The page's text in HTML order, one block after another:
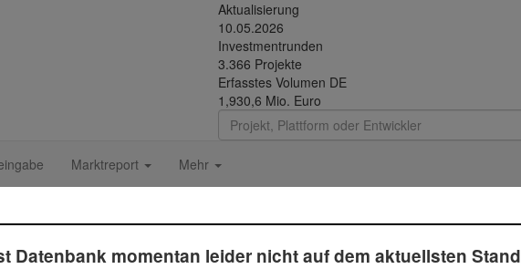
Aktualisierung
10.05.2026
Investmentrunden
3.366 Projekte
Erfasstes Volumen DE
1,930,6 Mio. Euro
Marktreport Mehr
Datenbank momentan leider nicht auf dem aktuellsten Stand